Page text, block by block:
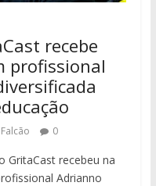
recebe
profissional
0
GritaCast recebeu na
Adrianno